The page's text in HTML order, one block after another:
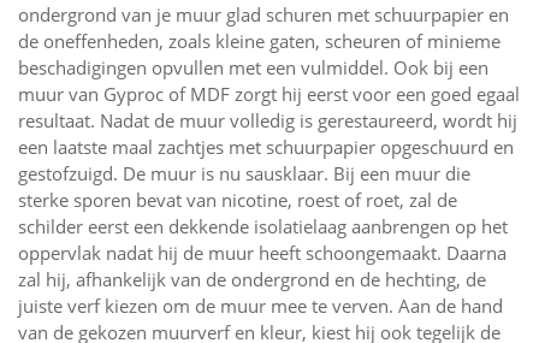
ondergrond van je muur glad schuren met schuurpapier en
de oneffenheden, zoals kleine gaten, scheuren of minieme
beschadigingen opvullen met een vulmiddel. Ook bij een
muur van Gyproc of MDF zorgt hij eerst voor een goed egaal
resultaat. Nadat de muur volledig is gerestaureerd, wordt hij
een laatste maal zachtjes met schuurpapier opgeschuurd en
gestofzuigd. De muur is nu sausklaar. Bij een muur die
sterke sporen bevat van nicotine, roest of roet, zal de
schilder eerst een dekkende isolatielaag aanbrengen op het
oppervlak nadat hij de muur heeft schoongemaakt. Daarna
zal hij, afhankelijk van de ondergrond en de hechting, de
juiste verf kiezen om de muur mee te verven. Aan de hand
van de gekozen muurverf en kleur, kiest hij ook tegelijk de